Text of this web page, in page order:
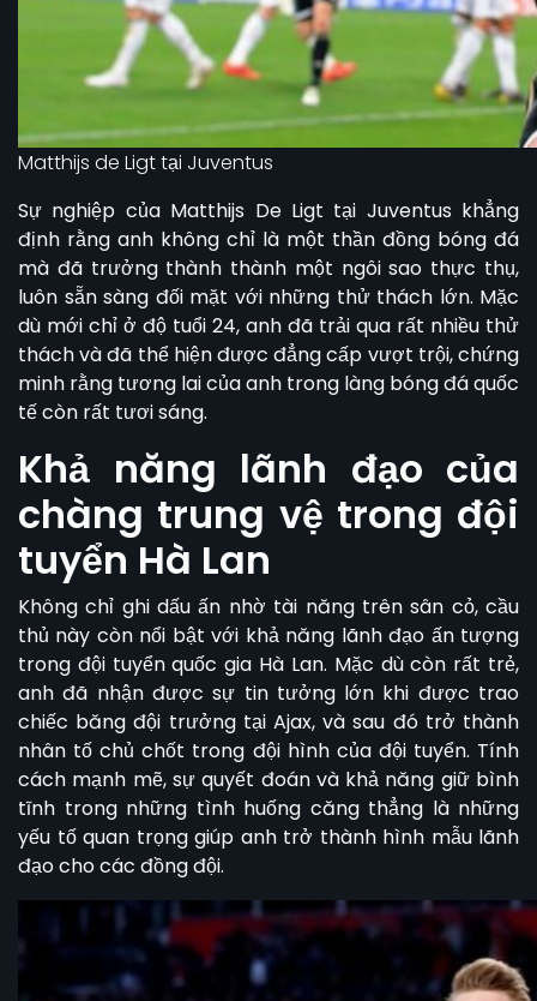
Matthijs de Ligt tại Juventus
Sự nghiệp của Matthijs De Ligt tại Juventus khẳng
định rằng anh không chỉ là một thần đồng bóng đá
mà đã trưởng thành thành một ngôi sao thực thụ,
luôn sẵn sàng đối mặt với những thử thách lớn. Mặc
dù mới chỉ ở độ tuổi 24, anh đã trải qua rất nhiều thử
thách và đã thể hiện được đẳng cấp vượt trội, chứng
minh rằng tương lai của anh trong làng bóng đá quốc
tế còn rất tươi sáng.
Khả năng lãnh đạo của
chàng trung vệ trong đội
tuyển Hà Lan
Không chỉ ghi dấu ấn nhờ tài năng trên sân cỏ, cầu
thủ này còn nổi bật với khả năng lãnh đạo ấn tượng
trong đội tuyển quốc gia Hà Lan. Mặc dù còn rất trẻ,
anh đã nhận được sự tin tưởng lớn khi được trao
chiếc băng đội trưởng tại Ajax, và sau đó trở thành
nhân tố chủ chốt trong đội hình của đội tuyển. Tính
cách mạnh mẽ, sự quyết đoán và khả năng giữ bình
tĩnh trong những tình huống căng thẳng là những
yếu tố quan trọng giúp anh trở thành hình mẫu lãnh
đạo cho các đồng đội.